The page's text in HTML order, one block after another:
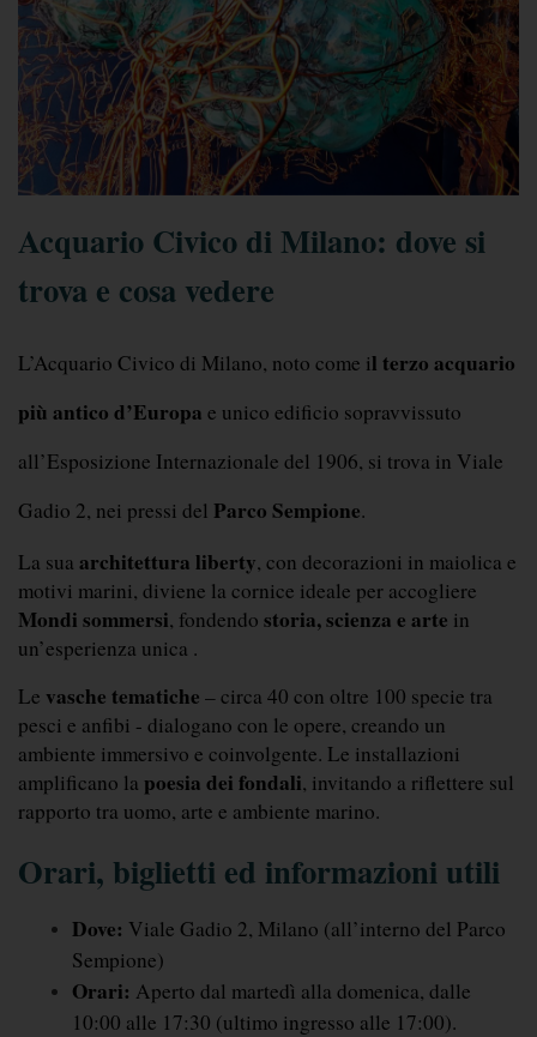
Acquario Civico di Milano: dove si
trova e cosa vedere
L’Acquario Civico di Milano, noto come il terzo acquario
più antico d’Europa e unico edificio sopravvissuto
all’Esposizione Internazionale del 1906, si trova in Viale
Gadio 2, nei pressi del Parco Sempione.
La sua architettura liberty, con decorazioni in maiolica e
Mondi sommersi, fondendo storia, scienza e arte in
un’esperienza unica .
Le vasche tematiche – circa 40 con oltre 100 specie tra
pesci e anfibi - dialogano con le opere, creando un
ambiente immersivo e coinvolgente. Le installazioni
amplificano la poesia dei fondali, invitando a riflettere sul
rapporto tra uomo, arte e ambiente marino.
Orari, biglietti ed informazioni utili
Dove: Viale Gadio 2, Milano (all’interno del Parco
Sempione)
Orari: Aperto dal martedì alla domenica, dalle
10:00 alle 17:30 (ultimo ingresso alle 17:00).